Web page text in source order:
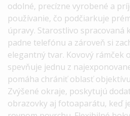
odolné, precízne vyrobené a
používanie, čo podčiarkuje
úpravy. Starostlivo spracovaná
padne telefónu a zároveň si
elegantný tvar. Kovový
spevňuje jednu z
pomáha chrániť oblasť
Zvýšené okraje, poskytujú
obrazovky aj fotoaparátu, keď